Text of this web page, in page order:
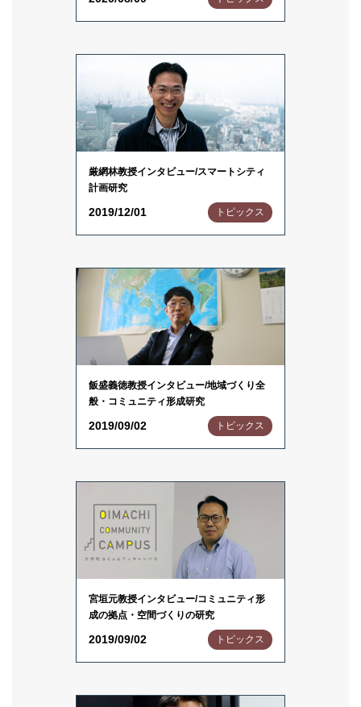
厳網林教授インタビュー/スマートシティ
計画研究
2019/12/01 トピックス
飯盛義徳教授インタビュー/地域づくり全
般・コミュニティ形成研究
2019/09/02 トピックス
宮垣元教授インタビュー/コミュニティ形
成の拠点・空間づくりの研究
2019/09/02 トピックス